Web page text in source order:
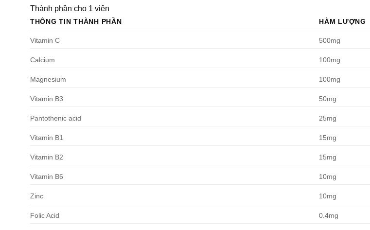
Thành phần cho 1 viên
THÔNG TIN THÀNH PHẦN HÀM LƯỢNG
Vitamin C 500mg
Calcium 100mg
Magnesium 100mg
Vitamin B3 50mg
Pantothenic acid 25mg
Vitamin B1 15mg
Vitamin B2 15mg
Vitamin B6 10mg
Zinc 10mg
Folic Acid 0.4mg